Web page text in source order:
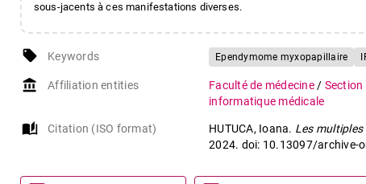
sous-jacents à ces manifestations diverses.
local_offer Keywords Ependymome myxopapillaire
account_balance Affiliation entities Faculté de médecine / Section
informatique médicale
auto_stories Citation (ISO format) HUTUCA, Ioana. Les
2024. doi: 10.13097/archive-